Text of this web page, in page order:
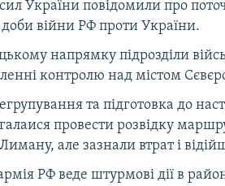
України повідомили про
війни РФ проти України.
напрямку підрозділи
контролю над містом
та підготовка до
провести розвідку
але зазнали втрат і
РФ веде штурмові дії в